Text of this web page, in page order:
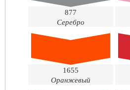
877
Серебро
1655
Оранжевый